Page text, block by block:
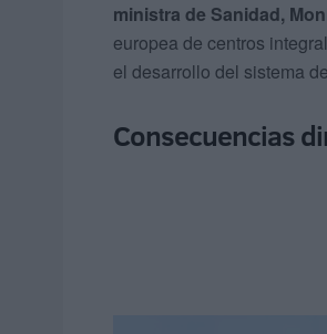
ministra de Sanidad,
europea de centros
el desarrollo del sistema
Consecuencias